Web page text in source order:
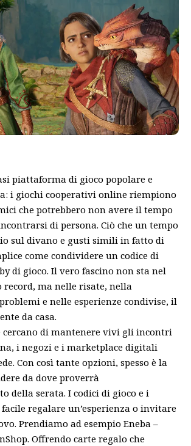
piattaforma di gioco popolare e
i giochi cooperativi online riempiono
che potrebbero non avere il tempo
di persona. Ciò che un tempo
sul divano e gusti simili in fatto di
come condividere un codice di
di gioco. Il vero fascino non sta nel
ma nelle risate, nella
e nelle esperienze condivise, il
da casa.
cercano di mantenere vivi gli incontri
i negozi e i marketplace digitali
Con così tante opzioni, spesso è la
da dove proverrà
della serata. I codici di gioco e i
regalare un’esperienza o invitare
Prendiamo ad esempio Eneba –
. Offrendo carte regalo che